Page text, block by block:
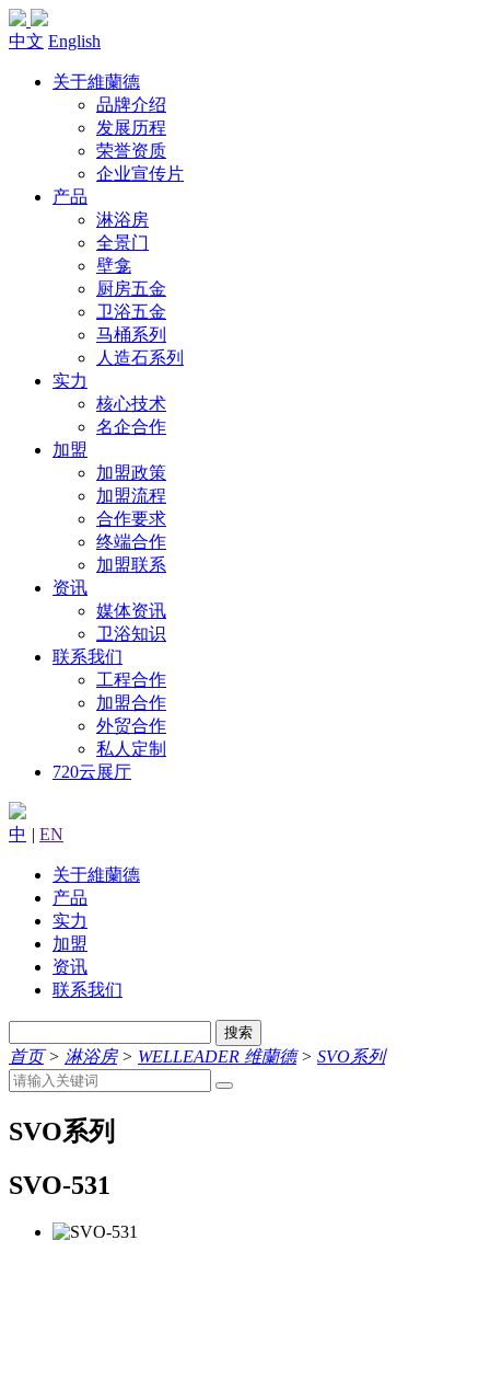
中文 English
关于維蘭德
品牌介绍
发展历程
荣誉资质
企业宣传片
产品
淋浴房
全景门
壁龛
厨房五金
卫浴五金
马桶系列
人造石系列
实力
核心技术
名企合作
加盟
加盟政策
加盟流程
合作要求
终端合作
加盟联系
资讯
媒体资讯
卫浴知识
联系我们
工程合作
加盟合作
外贸合作
私人定制
720云展厅
中 | EN
关于維蘭德
产品
实力
加盟
资讯
联系我们
搜索
首页> 淋浴房> WELLEADER 维蘭德> SVO系列
SVO系列
SVO-531